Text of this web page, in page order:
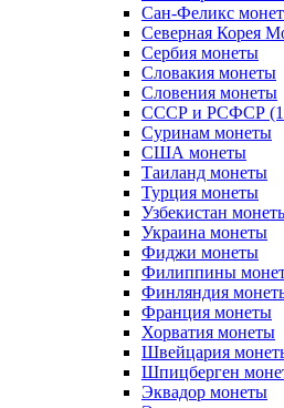
Сан-Феликс
Северная Корея
Сербия монеты
Словакия монеты
Словения монеты
СССР и РСФСР
Суринам монеты
США монеты
Таиланд монеты
Турция монеты
Узбекистан
Украина монеты
Фиджи монеты
Филиппины
Финляндия
Франция монеты
Хорватия монеты
Швейцария
Шпицберген
Эквадор монеты